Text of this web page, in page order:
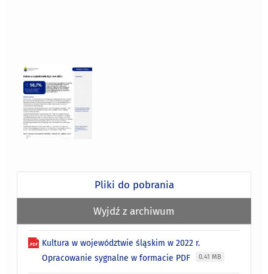
Pliki do pobrania
Wyjdź z archiwum
Kultura w województwie śląskim w 2022 r.
Opracowanie sygnalne w formacie PDF
0.41 MB